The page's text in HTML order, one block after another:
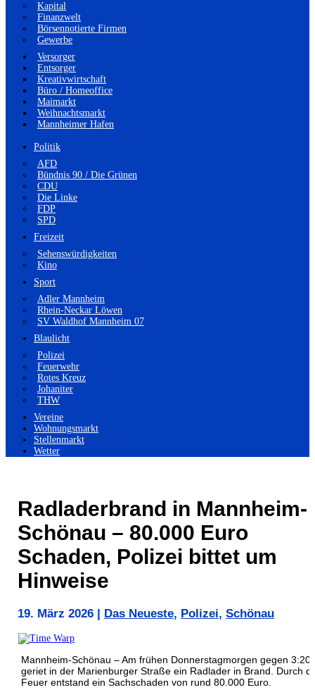
Kapital
Finanzwelt
Börsennotierte Firmen
Gewerbe
Versorger
Entsorger
Kreativwirtschaft
Büro / Homeoffice
Maimarkt
Weihnachtsmarkt
Mannheimer Hafen
Politik
AFD
Bündnis 90 / Die Grünen
CDU
Die Linke
FDP
SPD
Freizeit
Sehenswürdigkeiten
Kino
Sport
Adler Mannheim
Rhein-Neckar Löwen
SV Waldhof Mannheim 07
Blaulicht
Polizei
Feuerwehr
Rotes Kreuz
Johaniter
THW
Vereine
Wohnungsmarkt
Stellenmarkt
Wetter
Radladerbrand in Mannheim-
Schönau – 80.000 Euro
Schaden, Polizei bittet um
Hinweise
19. März 2026 Das Neueste, Polizei, Schönau
Mannheim-Schönau – Am frühen Donnerstagmorgen gegen 3:20
geriet in der Marienburger Straße ein Radlader in Brand. Durch
Feuer entstand ein Sachschaden von rund 80.000 Euro.